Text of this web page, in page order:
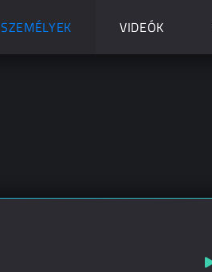
SZEMÉLYEK VIDEÓK